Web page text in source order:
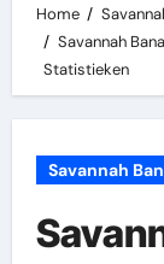
Home
Savannah
Statistieken
Savannah